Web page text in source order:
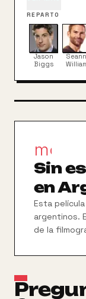
planear la
Finch, y
escuela,
por caerle
aprender a
pesadas,
sanos y
REPARTO
Jason
Biggs
Seann
Sin
en
Esta
argentinos.
de la